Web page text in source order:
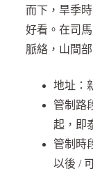
而下，旱季
好看。在司
脈絡，山間
地址：
管制路
起，即
管制時
以後 /